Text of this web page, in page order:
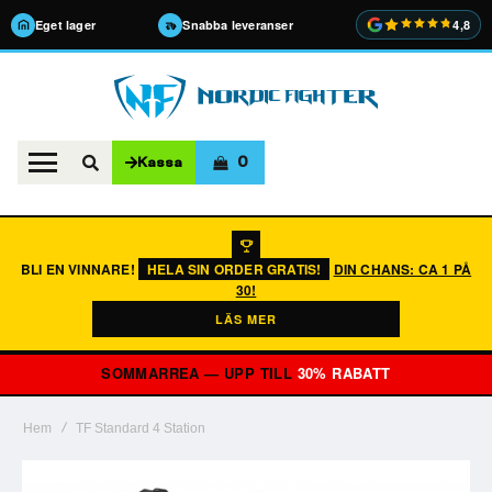
Eget lager Snabba leveranser 4,8
Kassa 0
BLI EN VINNARE! HELA SIN ORDER GRATIS!
DIN CHANS: CA 1 PÅ
30!
LÄS MER
SOMMARREA — UPP TILL 30% RABATT
Hem TF Standard 4 Station